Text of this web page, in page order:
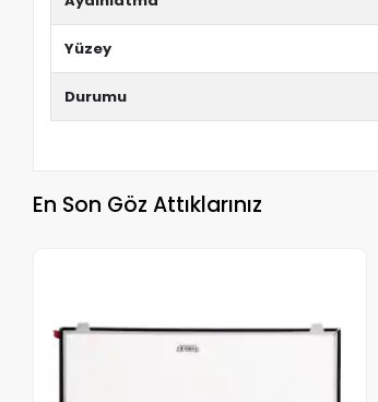
Yüzey
Durumu
En Son Göz Attıklarınız